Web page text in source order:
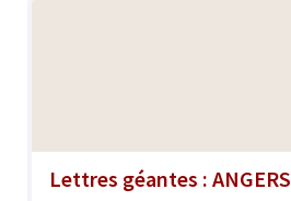
Lettres géantes : ANGERS